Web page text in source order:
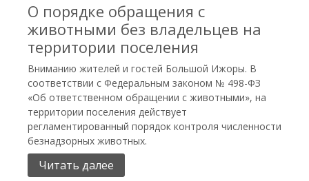
О порядке обращения с
животными без владельцев на
территории поселения
Вниманию жителей и гостей Большой Ижоры. В
соответствии с Федеральным законом № 498-ФЗ
«Об ответственном обращении с животными», на
территории поселения действует
регламентированный порядок контроля численности
безнадзорных животных.
Читать далее